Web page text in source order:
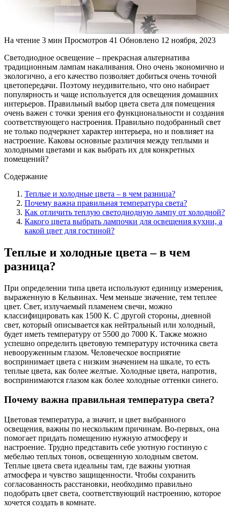
На чтение 3 мин Просмотров 41 Обновлено 12 ноября, 2023
Светодиодное освещение – прекрасная альтернатива
традиционным лампам накаливания. Оно очень экономично и
экологично, а его качество позволяет добиться очень точной
цветопередачи. Поэтому неудивительно, что оно набирает
популярность и чаще используется для освещения домашних
интерьеров. Правильный выбор цвета света для помещения
очень важен с точки зрения его функциональности и создания
соответствующего настроения. Правильно подобранный свет
не только подчеркнет характер интерьера, но и повлияет на
настроение. Каковы основные различия между теплыми и
холодными цветами и как выбрать их для конкретных
помещений?
Содержание
Теплые и холодные цвета – в чем разница?
Почему важна правильная температура света?
Как отличить теплую светодиодную лампу от холодной?
Какого цвета выбрать лампочки для освещения кухни, а
какой цвет для гостиной?
Теплые и холодные цвета – в чем
разница?
При определении типа цвета используют единицу измерения,
выраженную в Кельвинах. Чем меньше значение, тем теплее
цвет. Свет, излучаемый пламенем свечи, можно
классифицировать как 1500 К. С другой стороны, дневной
свет, который описывается как нейтральный или холодный,
будет иметь температуру от 5500 до 7000 К. Также можно
успешно определить цветовую температуру источника света
невооруженным глазом. Человеческое восприятие
воспринимает цвета с низким значением на шкале, то есть
теплые цвета, как более желтые. Холодные цвета, напротив,
воспринимаются глазом как более холодные оттенки синего.
Почему важна правильная температура света?
Цветовая температура, а значит, и цвет выбранного
освещения, важны по нескольким причинам. Во-первых, она
помогает придать помещению нужную атмосферу и
настроение. Трудно представить себе уютную гостиную с
мебелью теплых тонов, освещенную холодным светом.
Теплые цвета света идеальны там, где важны уютная
атмосфера и чувство защищенности. Чтобы сохранить
согласованность расстановки, необходимо правильно
подобрать цвет света, соответствующий настроению, которое
хочется создать в комнате.